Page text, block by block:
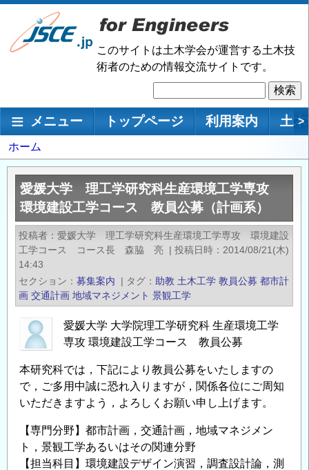
メ
ン
移
このサイトは土木学会が運営する土木技
術者のための情報交流サイトです。
索
メインナビゲーション
メニュー トップページ 利用案内 土 >
パ
ン
く
ず
ホーム
愛媛大学 理工学研究科生産環境工学専攻
環境建設工学コース 教員公募（計画系）
投稿者
愛媛大学 理工学研究科生産環境工学専攻 環境建設
工学コース コース長 森脇 亮
| 投稿日時
2014/08/21(木)
14:43
セクション
募集案内 | タグ 助教 土木工学 教員公募 都市計
画 交通計画 地域マネジメント 景観工学
愛媛大学 大学院理工学研究科 生産環境工学
専攻 環境建設工学コース 教員公募
本研究科では，下記により教員公募をいたしますの
で，ご多用中誠に恐れ入りますが，関係各位にご周知
いただきますよう，よろしくお願い申し上げます。
【専門分野】都市計画，交通計画，地域マネジメン
ト，景観工学あるいはその関連分野
【担当科目】環境建設デザイン演習，調査設計論，測